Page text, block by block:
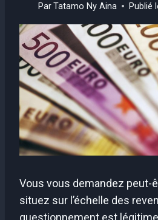
ParTatamo Ny Aina Publié
Vous vous demandez peut-
situez sur l’échelle des
questionnement est